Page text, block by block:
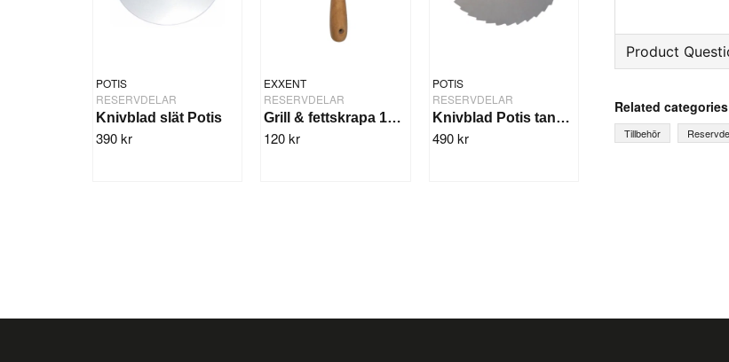
POTIS
RESERVDELAR
Knivblad slät Potis
390 kr
EXXENT
RESERVDELAR
Grill & fettskrapa 15 cm
120 kr
POTIS
RESERVDELAR
Knivblad Potis tandat
490 kr
Product
Ask us
Related categories
Tillbehör